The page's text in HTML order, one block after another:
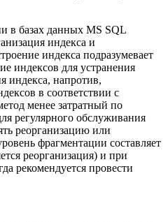
в базах данных MS SQL
индекса и
индекса подразумевает
индексов для устранения
индекса, напротив,
в соответствии с
менее затратный по
регулярного обслуживания
реорганизацию или
фрагментации составляет
реорганизация) и при
рекомендуется провести